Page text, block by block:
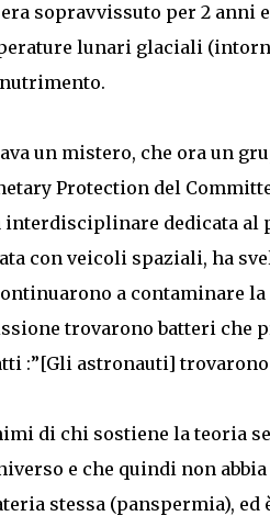
sopravvissuto per 2 anni
lunari glaciali
un mistero, che ora un
Protection del
dedicata al
con veicoli spaziali, ha
a contaminare
trovarono batteri che
:”[Gli astronauti]
di chi sostiene la teoria
e che quindi non
stessa (panspermia),